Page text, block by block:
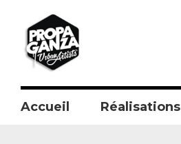
Accueil Réalisations